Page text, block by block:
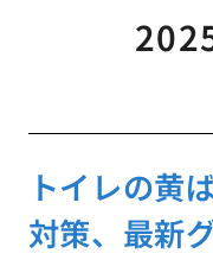
トイレの黄
対策、最新